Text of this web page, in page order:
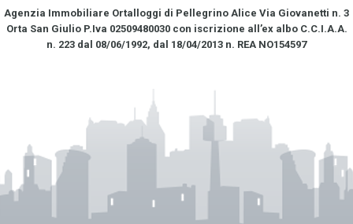
Agenzia Immobiliare Ortalloggi di Pellegrino Alice Via Giovanetti n. 3
Orta San Giulio P.Iva 02509480030 con iscrizione all’ex albo C.C.I.A.A.
n. 223 dal 08/06/1992, dal 18/04/2013 n. REA NO­154597